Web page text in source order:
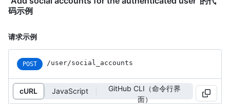
码示例
请求示例
POST /user/social_accounts
cURL JavaScript
GitHub CLI（命令行界
面）